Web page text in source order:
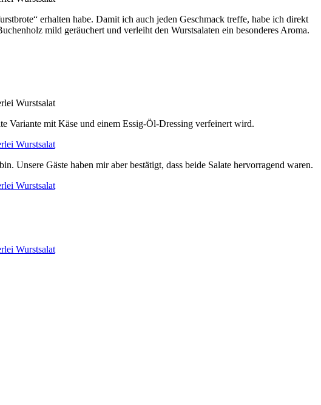
erhalten habe. Damit ich auch jeden Geschmack treffe, habe ich direkt
mild geräuchert und verleiht den Wurstsalaten ein besonderes Aroma.
Variante mit Käse und einem Essig-Öl-Dressing verfeinert wird.
Unsere Gäste haben mir aber bestätigt, dass beide Salate hervorragend waren.